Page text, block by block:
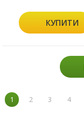
КУПИТИ
1 2 3 4